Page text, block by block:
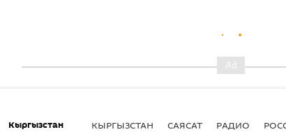
Кыргызстан КЫРГЫЗСТАН САЯСАТ РАДИО